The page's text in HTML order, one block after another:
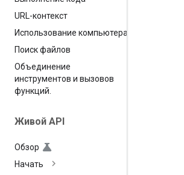
URL-контекст
Использование компьютера
Поиск файлов
Объединение
инструментов и вызовов
функций
Живой API
Обзор
Начать